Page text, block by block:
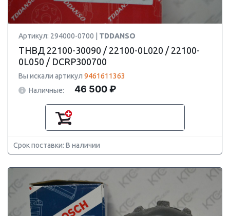
Артикул: 294000-0700 | TDDANSO
ТНВД 22100-30090 / 22100-0L020 / 22100-
0L050 / DCRP300700
Вы искали артикул 9461611363
Наличные:
46 500 ₽
Срок поставки: В наличии